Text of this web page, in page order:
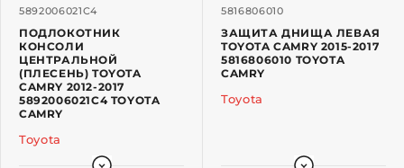
5892006021C4
ПОДЛОКОТНИК
КОНСОЛИ
ЦЕНТРАЛЬНОЙ
(ПЛЕСЕНЬ) TOYOTA
CAMRY 2012-2017
5892006021C4 TOYOTA
CAMRY
Toyota
5816806010
ЗАЩИТА ДНИЩА ЛЕВАЯ
TOYOTA CAMRY 2015-2017
5816806010 TOYOTA
CAMRY
Toyota